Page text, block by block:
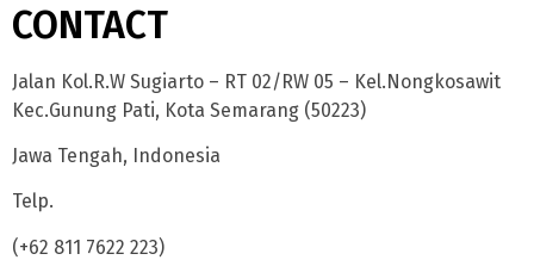
CONTACT
Jalan Kol.R.W Sugiarto – RT 02/RW 05 – Kel.Nongkosawit
Kec.Gunung Pati, Kota Semarang (50223)
Jawa Tengah, Indonesia
Telp.
(+62 811 7622 223)